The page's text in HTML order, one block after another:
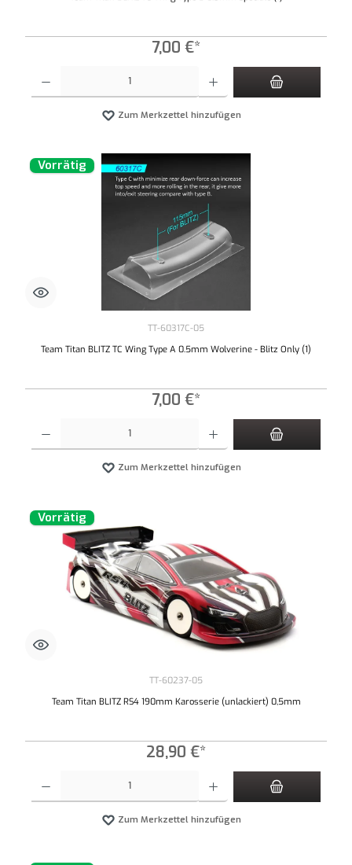
7,00 €*
Zum Merkzettel hinzufügen
Vorrätig
TT-60317C-05
Team Titan BLITZ TC Wing Type A 0.5mm Wolverine - Blitz Only (1)
7,00 €*
Zum Merkzettel hinzufügen
Vorrätig
TT-60237-05
Team Titan BLITZ RS4 190mm Karosserie (unlackiert) 0,5mm
28,90 €*
Zum Merkzettel hinzufügen